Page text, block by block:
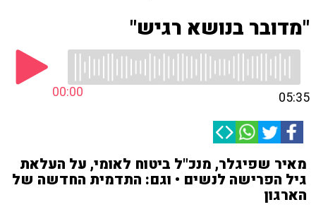
"מדובר בנושא רגיש"
00:00 05:35
מאיר שפיגלר, מנכ"ל ביטוח לאומי, על העלאת
גיל הפרישה לנשים • וגם: התדמית החדשה של
הארגון